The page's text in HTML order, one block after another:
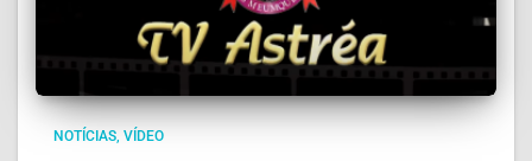
NOTÍCIAS VÍDEO